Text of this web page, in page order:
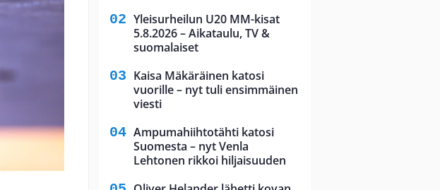
Yleisurheilun U20 MM-kisat
5.8.2026 – Aikataulu, TV &
suomalaiset
Kaisa Mäkäräinen katosi
vuorille – nyt tuli ensimmäinen
viesti
Ampumahiihtotähti katosi
Suomesta – nyt Venla
Lehtonen rikkoi hiljaisuuden